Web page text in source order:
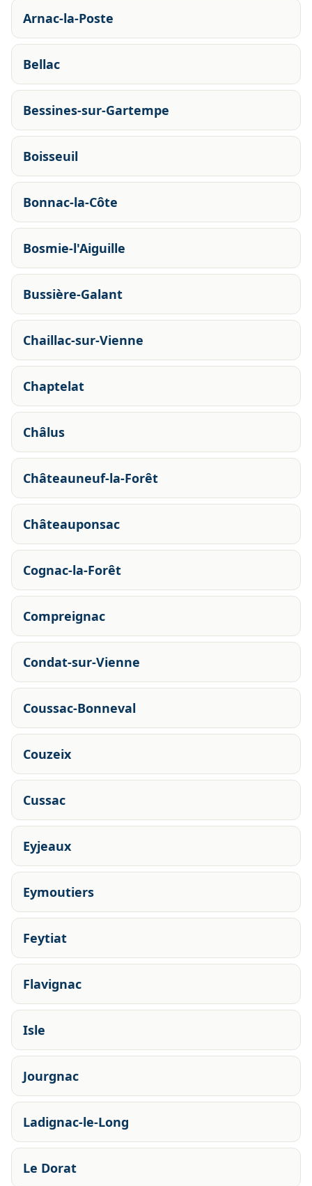
Arnac-la-Poste
Bellac
Bessines-sur-Gartempe
Boisseuil
Bonnac-la-Côte
Bosmie-l'Aiguille
Bussière-Galant
Chaillac-sur-Vienne
Chaptelat
Châlus
Châteauneuf-la-Forêt
Châteauponsac
Cognac-la-Forêt
Compreignac
Condat-sur-Vienne
Coussac-Bonneval
Couzeix
Cussac
Eyjeaux
Eymoutiers
Feytiat
Flavignac
Isle
Jourgnac
Ladignac-le-Long
Le Dorat